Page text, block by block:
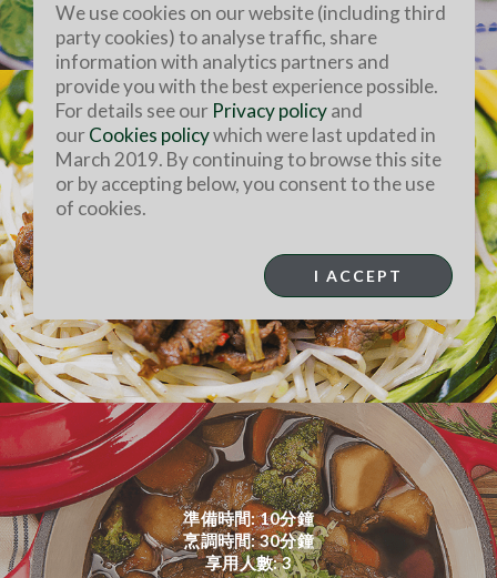
準備時間: 10分鐘
白灼牛肉
準備時間: 10分鐘
烹調時間: 30分鐘
享用人數: 3
We use cookies on our website (including third
party cookies) to analyse traffic, share
information with analytics partners and
provide you with the best experience possible.
For details see our Privacy policyand
ourCookies policywhich were last updated in
March 2019. By continuing to browse this site
or by accepting below, you consent to the use
of cookies.
I ACCEPT